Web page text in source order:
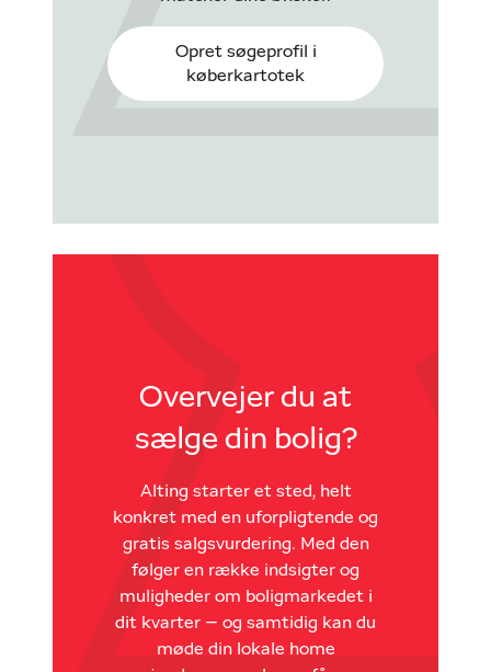
Opret søgeprofil i
køberkartotek
Overvejer du at
sælge din bolig?
Alting starter et sted, helt
konkret med en uforpligtende og
gratis salgsvurdering. Med den
følger en række indsigter og
muligheder om boligmarkedet i
dit kvarter – og samtidig kan du
møde din lokale home